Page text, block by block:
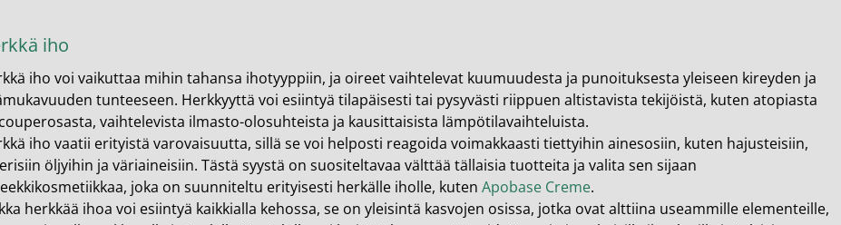
iho
iho voi vaikuttaa mihin tahansa ihotyyppiin, ja oireet vaihtelevat kuumuudesta ja punoituksesta yleiseen kireyden ja
tunteeseen. Herkkyyttä voi esiintyä tilapäisesti tai pysyvästi riippuen altistavista tekijöistä, kuten atopiasta
vaihtelevista ilmasto-olosuhteista ja kausittaisista lämpötilavaihteluista.
iho vaatii erityistä varovaisuutta, sillä se voi helposti reagoida voimakkaasti tiettyihin ainesosiin, kuten hajusteisiin,
öljyihin ja väriaineisiin. Tästä syystä on suositeltavaa välttää tällaisia tuotteita ja valita sen sijaan
joka on suunniteltu erityisesti herkälle iholle, kuten Apobase Creme.
herkkää ihoa voi esiintyä kaikkialla kehossa, se on yleisintä kasvojen osissa, jotka ovat alttiina useammille elementeille,